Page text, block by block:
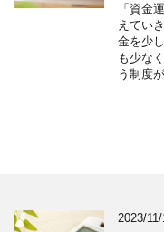
「資金
えてい
金を少
も少な
う制度
2023/